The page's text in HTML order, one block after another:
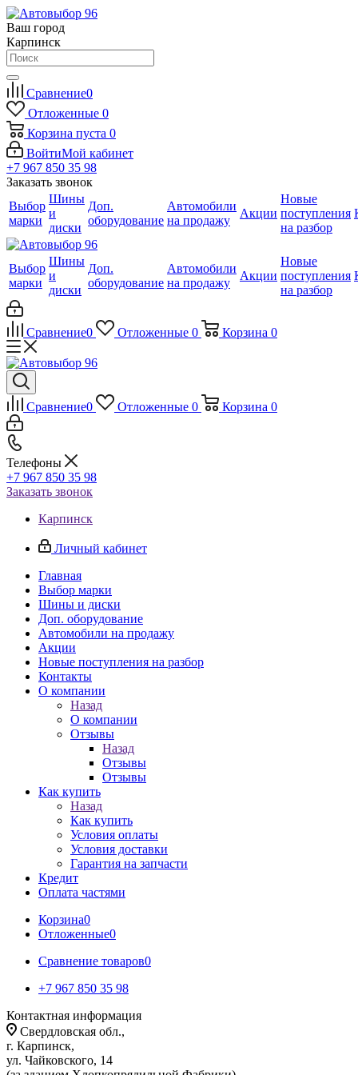
Ваш город
Карпинск
Сравнение0
Отложенные 0
Корзина пуста 0
ВойтиМой кабинет
+7 967 850 35 98
Заказать звонок
Выбор
марки
Шины
и
диски
Доп.
оборудование
Автомобили
на продажу
Акции
Новые
поступления
на разбор
Выбор
марки
Шины
и
диски
Доп.
оборудование
Автомобили
на продажу
Акции
Новые
поступления
на разбор
Сравнение0 Отложенные 0 Корзина 0
Сравнение0 Отложенные 0 Корзина 0
Телефоны
+7 967 850 35 98
Заказать звонок
Карпинск
Личный кабинет
Главная
Выбор марки
Шины и диски
Доп. оборудование
Автомобили на продажу
Акции
Новые поступления на разбор
Контакты
О компании
Назад
О компании
Отзывы
Назад
Отзывы
Отзывы
Как купить
Назад
Как купить
Условия оплаты
Условия доставки
Гарантия на запчасти
Кредит
Оплата частями
Корзина0
Отложенные0
Сравнение товаров0
+7 967 850 35 98
Контактная информация
Свердловская обл.,
г. Карпинск,
ул. Чайковского, 14